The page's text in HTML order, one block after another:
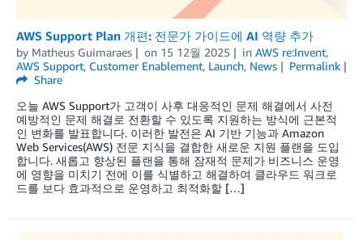
AWS Support Plan 개편: 전문가 가이드에 AI 역량 추가
by Matheus Guimaraes on 15 12월 2025 in AWS re:Invent,
AWS Support, Customer Enablement, Launch, News
Permalink
Share
오늘 AWS Support가 고객이 사후 대응적인 문제 해결에서 사전
예방적인 문제 해결로 전환할 수 있도록 지원하는 방식에 근본적
인 변화를 발표합니다. 이러한 발전은 AI 기반 기능과 Amazon
Web Services(AWS) 전문 지식을 결합한 새로운 지원 플랜을 도입
합니다. 새롭고 향상된 플랜을 통해 잠재적 문제가 비즈니스 운영
에 영향을 미치기 전에 이를 식별하고 해결하여 클라우드 워크로
드를 보다 효과적으로 운영하고 최적화할 […]